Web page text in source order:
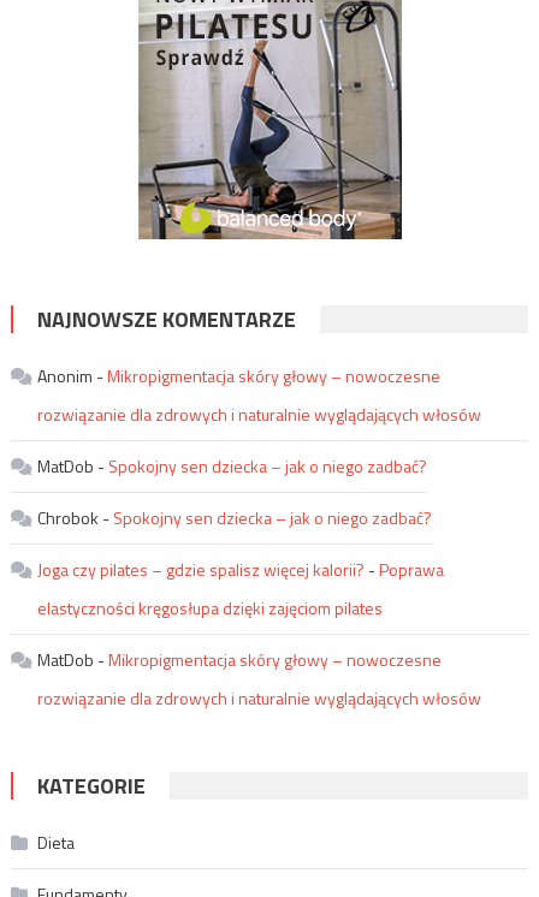
NAJNOWSZE KOMENTARZE
Anonim -Mikropigmentacja skóry głowy – nowoczesne
rozwiązanie dla zdrowych i naturalnie wyglądających włosów
MatDob -Spokojny sen dziecka – jak o niego zadbać?
Chrobok -Spokojny sen dziecka – jak o niego zadbać?
Joga czy pilates – gdzie spalisz więcej kalorii? -Poprawa
elastyczności kręgosłupa dzięki zajęciom pilates
MatDob -Mikropigmentacja skóry głowy – nowoczesne
rozwiązanie dla zdrowych i naturalnie wyglądających włosów
KATEGORIE
Dieta